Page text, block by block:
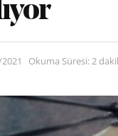
Okuma Süresi: 2